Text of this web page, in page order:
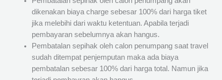
dikenakan biaya charge sebesar 100% dari harga tiket
jika melebihi dari waktu ketentuan. Apabila terjadi
pembayaran sebelumnya akan hangus.
Pembatalan sepihak oleh calon penumpang saat travel
sudah ditempat penjemputan maka ada biaya
pembatalan sebesar 100% dari harga total. Namun jika